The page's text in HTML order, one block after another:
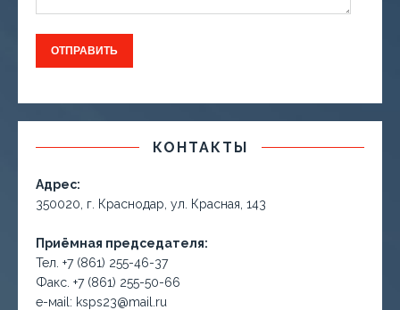
КОНТАКТЫ
Адрес:
350020, г. Краснодар, ул. Красная, 143
Приёмная председателя:
Тел. +7 (861) 255-46-37
Факс. +7 (861) 255-50-66
е-маil: ksps23@mail.ru